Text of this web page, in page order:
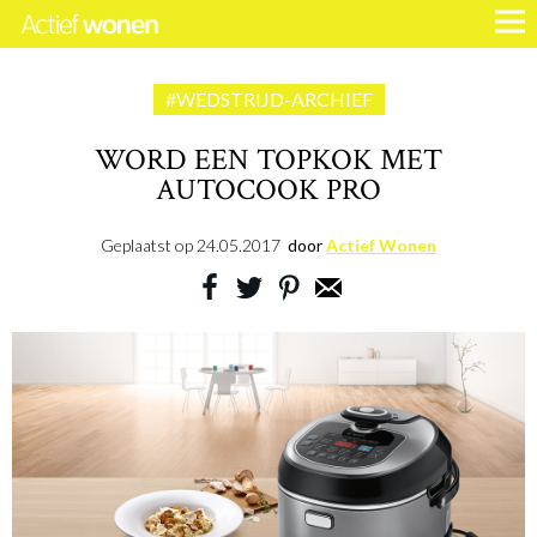
#WEDSTRIJD-ARCHIEF
WORD EEN TOPKOK MET
AUTOCOOK PRO
Geplaatst op 24.05.2017 doorActief Wonen